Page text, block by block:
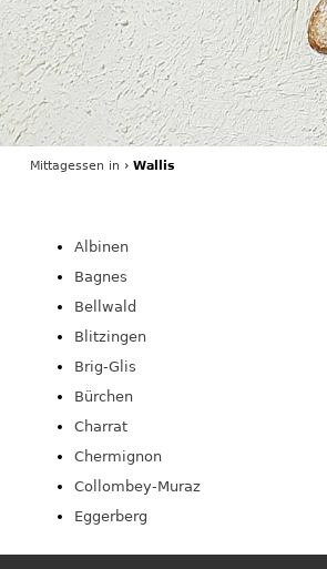
Mittagessen in › Wallis
Albinen
Bagnes
Bellwald
Blitzingen
Brig-Glis
Bürchen
Charrat
Chermignon
Collombey-Muraz
Eggerberg